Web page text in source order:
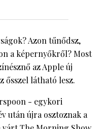
Azon tűnődsz,
a képernyőkről? Most
az Apple új
ősszel látható lesz.
- egykori
után újra osztoznak a